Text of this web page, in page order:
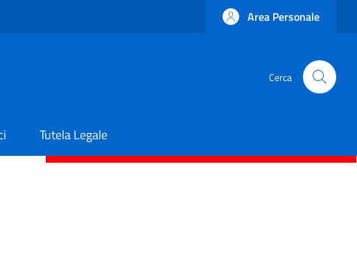
Area Personale
Cerca
Tutela Legale